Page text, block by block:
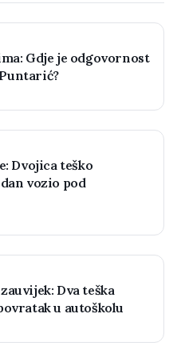
Gdje je odgovornost
Dvojica teško
vozio pod
Dva teška
u autoškolu